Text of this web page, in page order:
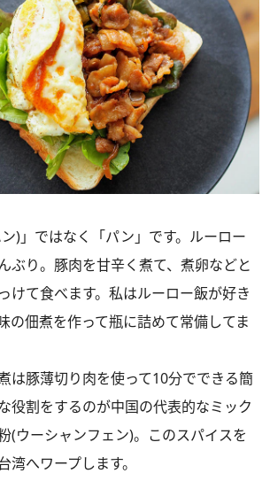
)」ではなく「パン」です。ルーロー
ぶり。豚肉を甘辛く煮て、煮卵などと
けて食べます。私はルーロー飯が好き
の佃煮を作って瓶に詰めて常備してま
は豚薄切り肉を使って10分でできる簡
役割をするのが中国の代表的なミック
(ウーシャンフェン)。このスパイスを
湾へワープします。